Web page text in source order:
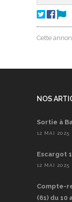
Cette
NOS
Sortie à
12 MAI 2025
Escargot
12 MAI 2025
Compte-
(61) du 10